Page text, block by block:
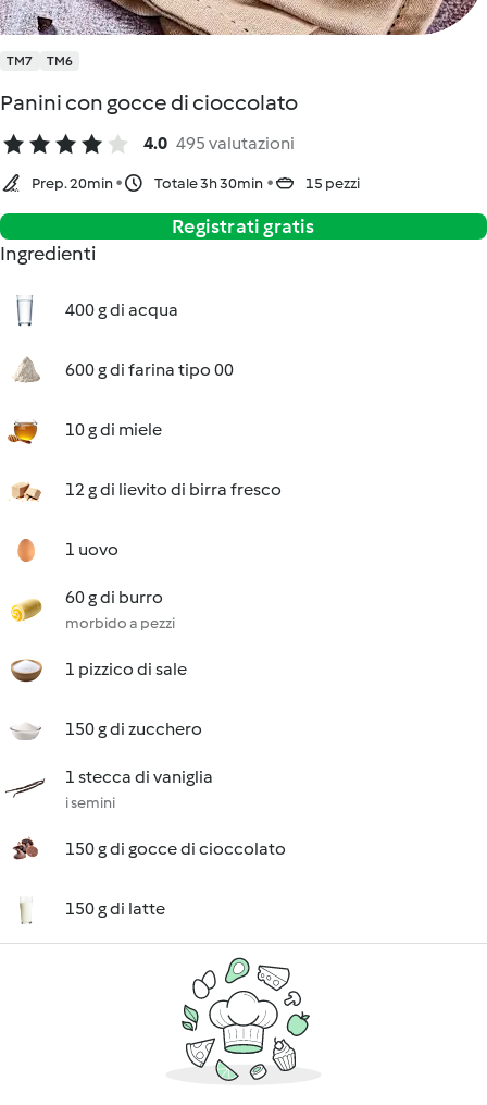
TM7 TM6
Panini con gocce di cioccolato
4.0 495 valutazioni
Prep. 20min Totale 3h 30min 15 pezzi
Registrati gratis
Ingredienti
400 g di acqua
600 g di farina tipo 00
10 g di miele
12 g di lievito di birra fresco
1 uovo
60 g di burro
morbido a pezzi
1 pizzico di sale
150 g di zucchero
1 stecca di vaniglia
i semini
150 g di gocce di cioccolato
150 g di latte